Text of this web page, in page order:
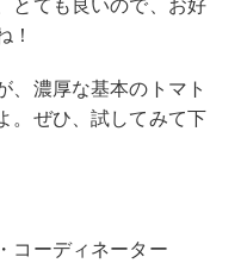
とても良いので、お好
！
、濃厚な基本のトマト
。ぜひ、試してみて下
コーディネーター